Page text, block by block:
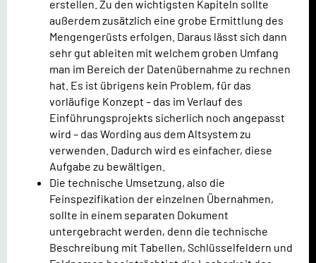
erstellen. Zu den wichtigsten Kapiteln sollte
außerdem zusätzlich eine grobe Ermittlung des
Mengengerüsts erfolgen. Daraus lässt sich dann
sehr gut ableiten mit welchem groben Umfang
man im Bereich der Datenübernahme zu rechnen
hat. Es ist übrigens kein Problem, für das
vorläufige Konzept – das im Verlauf des
Einführungsprojekts sicherlich noch angepasst
wird – das Wording aus dem Altsystem zu
verwenden. Dadurch wird es einfacher, diese
Aufgabe zu bewältigen.
Die technische Umsetzung, also die
Feinspezifikation der einzelnen Übernahmen,
sollte in einem separaten Dokument
untergebracht werden, denn die technische
Beschreibung mit Tabellen, Schlüsselfeldern und